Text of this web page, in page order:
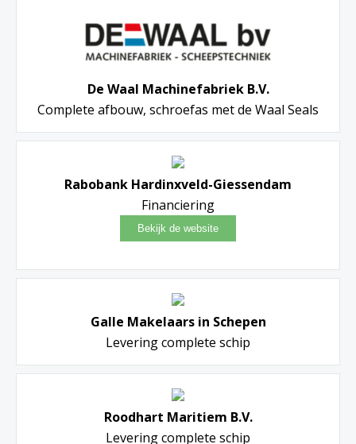
De Waal Machinefabriek B.V.
Complete afbouw, schroefas met de Waal Seals
Rabobank Hardinxveld-Giessendam
Financiering
Galle Makelaars in Schepen
Levering complete schip
Roodhart Maritiem B.V.
Levering complete schip